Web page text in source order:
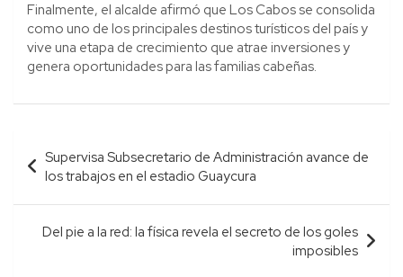
Finalmente, el alcalde afirmó que Los Cabos se consolida
como uno de los principales destinos turísticos del país y
vive una etapa de crecimiento que atrae inversiones y
genera oportunidades para las familias cabeñas.
Navegación
de
entradas
Supervisa Subsecretario de Administración avance de
los trabajos en el estadio Guaycura
Del pie a la red: la física revela el secreto de los goles
imposibles